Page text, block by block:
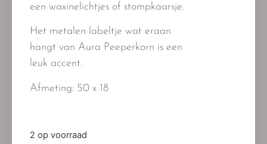
een waxinelichtjes of stompkaarsje.
Het metalen labeltje wat eraan
hangt van Aura Peeperkorn is een
leuk accent.
Afmeting: 50 x 18
2 op voorraad